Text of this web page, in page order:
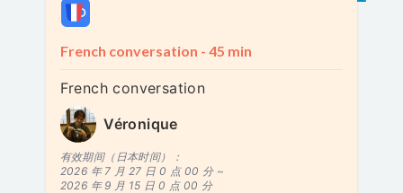
French conversation - 45 min
French conversation
Véronique
有效期间（日本时间）：
2026 年 7 月 27 日 0 点 00 分 ~
2026 年 9 月 15 日 0 点 00 分